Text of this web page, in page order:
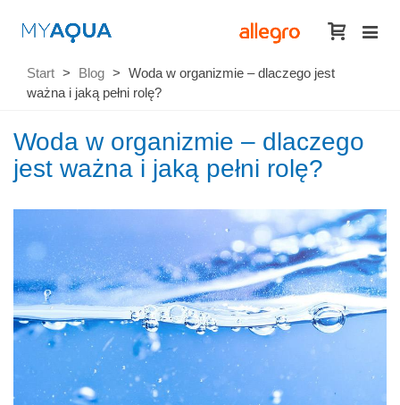
Start > Blog > Woda w organizmie – dlaczego jest
ważna i jaką pełni rolę?
Woda w organizmie – dlaczego
jest ważna i jaką pełni rolę?